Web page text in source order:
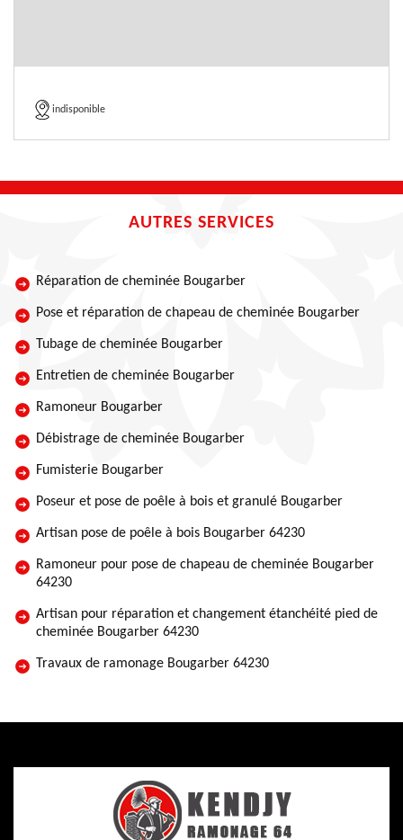
indisponible
AUTRES SERVICES
Réparation de cheminée Bougarber
Pose et réparation de chapeau de cheminée Bougarber
Tubage de cheminée Bougarber
Entretien de cheminée Bougarber
Ramoneur Bougarber
Débistrage de cheminée Bougarber
Fumisterie Bougarber
Poseur et pose de poêle à bois et granulé Bougarber
Artisan pose de poêle à bois Bougarber 64230
Ramoneur pour pose de chapeau de cheminée Bougarber
64230
Artisan pour réparation et changement étanchéité pied de
cheminée Bougarber 64230
Travaux de ramonage Bougarber 64230